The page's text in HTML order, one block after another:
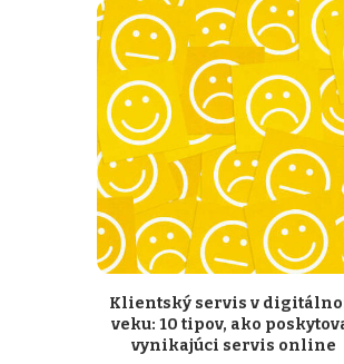
Klientský servis v
veku: 10 tipov, ako
vynikajúci servis online